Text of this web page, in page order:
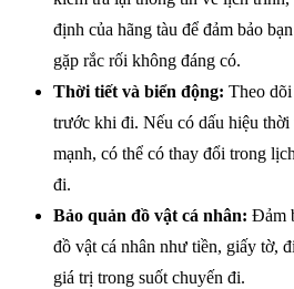
định của hãng tàu để đảm bảo
gặp rắc rối không đáng có.
Thời tiết và biển động: Theo
trước khi đi. Nếu có dấu hiệu thời
mạnh, có thể có thay đổi trong
đi.
Bảo quản đồ vật cá nhân: Đảm
đồ vật cá nhân như tiền, giấy tờ,
giá trị trong suốt chuyến đi.